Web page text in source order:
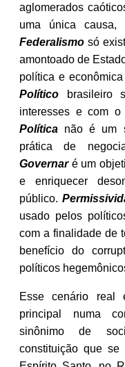
aglomerados
uma única causa,
Federalismo só
amontoado de
política e
Político brasileiro
interesses e com o
Política não é um
prática de
Governaré um
e enriquecer
público.
usado pelos
com a finalidade de
benefício do
políticos
Esse cenário real
principal numa
sinônimo de
constituição que